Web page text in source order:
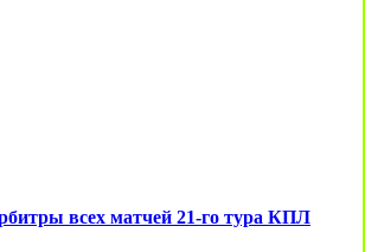
всех матчей 21-го тура КПЛ